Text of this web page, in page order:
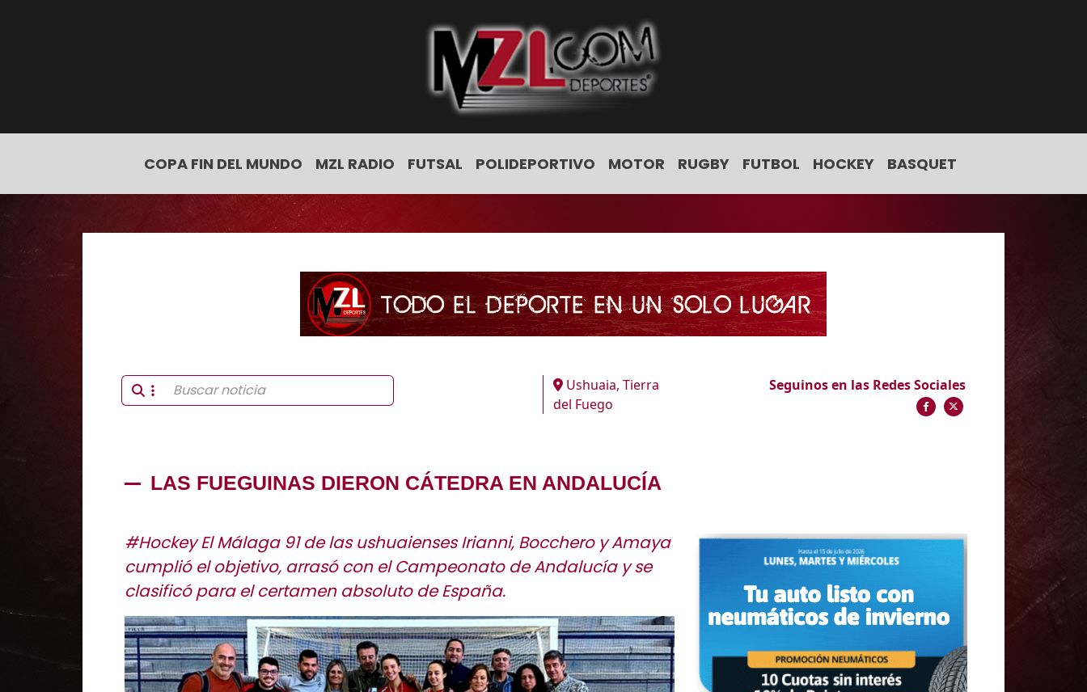
COPA FIN DEL MUNDO MZL RADIO FUTSAL POLIDEPORTIVO MOTOR RUGBY FUTBOL HOCKEY BASQUET
Ushuaia, Tierra
del Fuego
Seguinos en las Redes Sociales
LAS FUEGUINAS DIERON CÁTEDRA EN ANDALUCÍA
#Hockey El Málaga 91 de las ushuaienses Irianni, Bocchero y Amaya
cumplió el objetivo, arrasó con el Campeonato de Andalucía y se
clasificó para el certamen absoluto de España.